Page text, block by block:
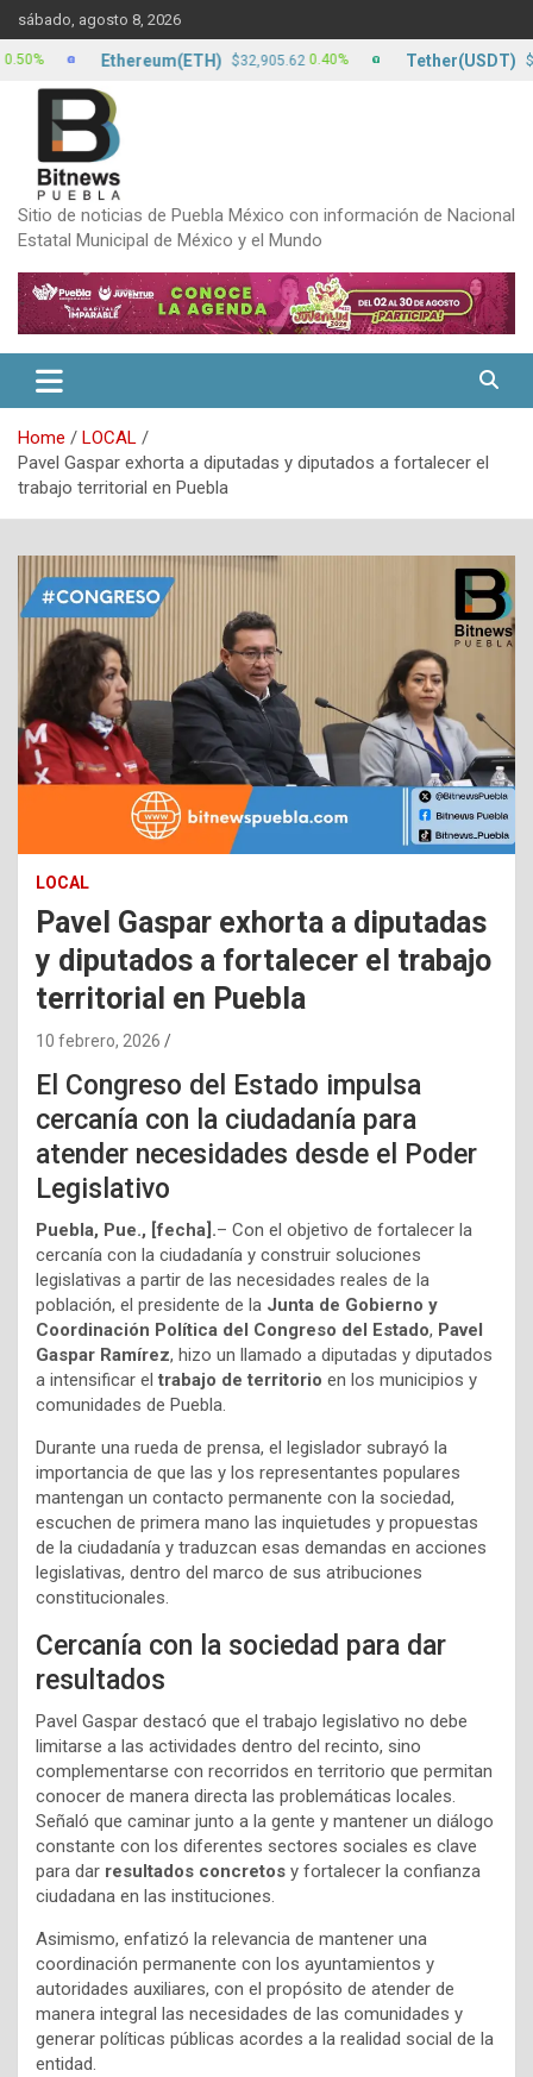
Skip
to
content
sábado, agosto 8, 2026
Sitio de noticias de Puebla México con información de Nacional
Estatal Municipal de México y el Mundo
Home
LOCAL
Pavel Gaspar exhorta a diputadas y diputados a fortalecer el
trabajo territorial en Puebla
LOCAL
Pavel Gaspar exhorta a diputadas
y diputados a fortalecer el trabajo
territorial en Puebla
10 febrero, 2026
El Congreso del Estado impulsa
cercanía con la ciudadanía para
atender necesidades desde el Poder
Legislativo
Puebla, Pue., [fecha].– Con el objetivo de fortalecer la
cercanía con la ciudadanía y construir soluciones
legislativas a partir de las necesidades reales de la
población, el presidente de la Junta de Gobierno y
Coordinación Política del Congreso del Estado, Pavel
Gaspar Ramírez, hizo un llamado a diputadas y diputados
a intensificar eltrabajo de territorio en los municipios y
comunidades de Puebla.
Durante una rueda de prensa, el legislador subrayó la
importancia de que las y los representantes populares
mantengan un contacto permanente con la sociedad,
escuchen de primera mano las inquietudes y propuestas
de la ciudadanía y traduzcan esas demandas en acciones
legislativas, dentro del marco de sus atribuciones
constitucionales.
Cercanía con la sociedad para dar
resultados
Pavel Gaspar destacó que el trabajo legislativo no debe
limitarse a las actividades dentro del recinto, sino
complementarse con recorridos en territorio que permitan
conocer de manera directa las problemáticas locales.
Señaló que caminar junto a la gente y mantener un diálogo
constante con los diferentes sectores sociales es clave
para dar resultados concretos y fortalecer la confianza
ciudadana en las instituciones.
Asimismo, enfatizó la relevancia de mantener una
coordinación permanente con los ayuntamientos y
autoridades auxiliares, con el propósito de atender de
manera integral las necesidades de las comunidades y
generar políticas públicas acordes a la realidad social de la
entidad.
Ethereum(ETH) $32,905.62 0.40% Tether(USDT) $17.13